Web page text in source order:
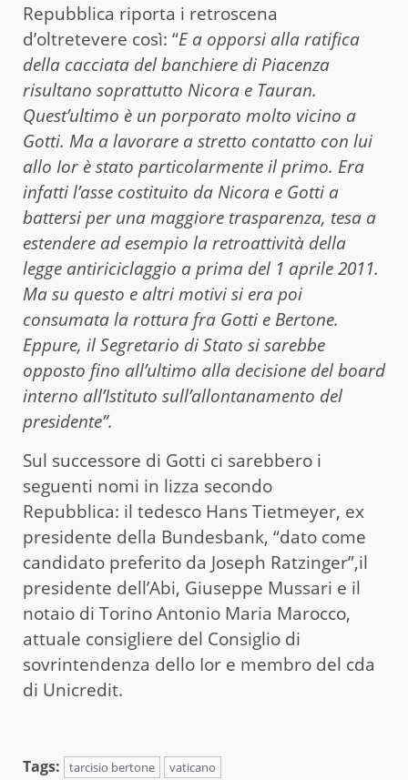
Repubblica riporta i retroscena
d’oltretevere così: “E a opporsi alla ratifica
della cacciata del banchiere di Piacenza
risultano soprattutto Nicora e Tauran.
Quest’ultimo è un porporato molto vicino a
Gotti. Ma a lavorare a stretto contatto con lui
allo Ior è stato particolarmente il primo. Era
infatti l’asse costituito da Nicora e Gotti a
battersi per una maggiore trasparenza, tesa a
estendere ad esempio la retroattività della
legge antiriciclaggio a prima del 1 aprile 2011.
Ma su questo e altri motivi si era poi
consumata la rottura fra Gotti e Bertone.
Eppure, il Segretario di Stato si sarebbe
opposto fino all’ultimo alla decisione del board
interno all’Istituto sull’allontanamento del
presidente”.
Sul successore di Gotti ci sarebbero i
seguenti nomi in lizza secondo
Repubblica: il tedesco Hans Tietmeyer, ex
presidente della Bundesbank, “dato come
candidato preferito da Joseph Ratzinger”,il
presidente dell’Abi, Giuseppe Mussari e il
notaio di Torino Antonio Maria Marocco,
attuale consigliere del Consiglio di
sovrintendenza dello Ior e membro del cda
di Unicredit.
Tags: tarcisio bertone vaticano